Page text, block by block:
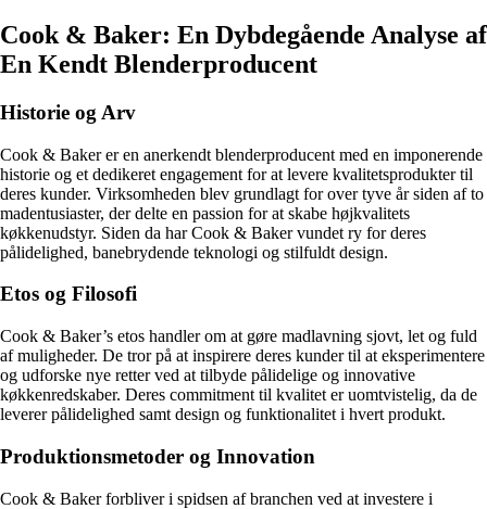
Cook & Baker: En Dybdegående Analyse af
En Kendt Blenderproducent
Historie og Arv
Cook & Baker er en anerkendt blenderproducent med en imponerende
historie og et dedikeret engagement for at levere kvalitetsprodukter til
deres kunder. Virksomheden blev grundlagt for over tyve år siden af to
madentusiaster, der delte en passion for at skabe højkvalitets
køkkenudstyr. Siden da har Cook & Baker vundet ry for deres
pålidelighed, banebrydende teknologi og stilfuldt design.
Etos og Filosofi
Cook & Baker’s etos handler om at gøre madlavning sjovt, let og fuld
af muligheder. De tror på at inspirere deres kunder til at eksperimentere
og udforske nye retter ved at tilbyde pålidelige og innovative
køkkenredskaber. Deres commitment til kvalitet er uomtvistelig, da de
leverer pålidelighed samt design og funktionalitet i hvert produkt.
Produktionsmetoder og Innovation
Cook & Baker forbliver i spidsen af branchen ved at investere i